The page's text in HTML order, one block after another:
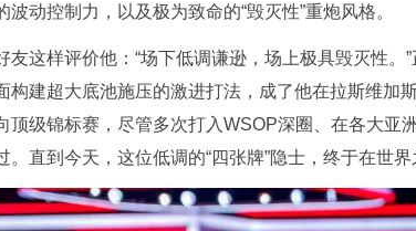
波动控制力，以及极为致命的“毁灭性”重炮风格。
友这样评价他：“场下低调谦逊，场上极具毁灭性
构建超大底池施压的激进打法，成了他在拉斯维加
顶级锦标赛，尽管多次打入WSOP深圈、在各大亚
。直到今天，这位低调的“四张牌”隐士，终于在世界